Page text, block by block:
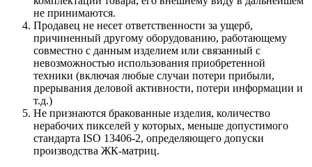
не принимаются.
Продавец не несет ответственности за ущерб,
причиненный другому оборудованию, работающему
совместно с данным изделием или связанный с
невозможностью использования приобретенной
техники (включая любые случаи потери прибыли,
прерывания деловой активности, потери информации и
т.д.)
Не признаются бракованные изделия, количество
нерабочих пикселей у которых, меньше допустимого
стандарта ISO 13406-2, определяющего допуски
производства ЖК-матриц.